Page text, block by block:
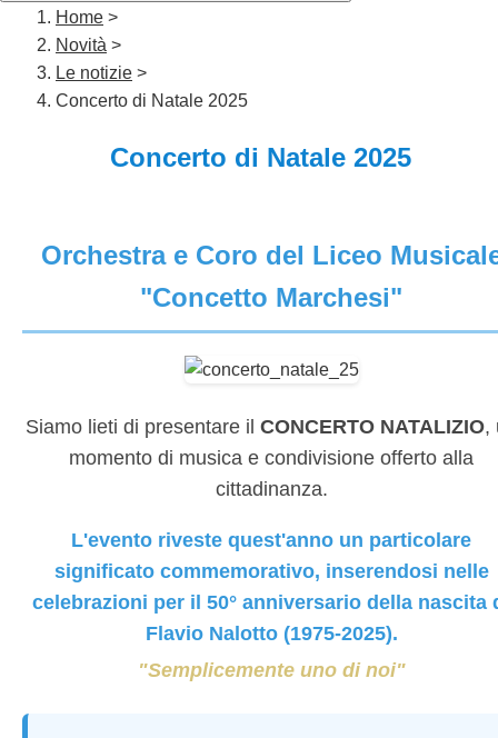
Home >
Novità >
Le notizie >
Concerto di Natale 2025
Concerto di Natale 2025
Orchestra e Coro del Liceo
"Concetto Marchesi"
Siamo lieti di presentare il CONCERTO NATALIZIO,
momento di musica e condivisione offerto alla
cittadinanza.
L'evento riveste quest'anno un particolare
significato commemorativo, inserendosi nelle
celebrazioni per il 50° anniversario della nascita
Flavio Nalotto (1975-2025).
"Semplicemente uno di noi"